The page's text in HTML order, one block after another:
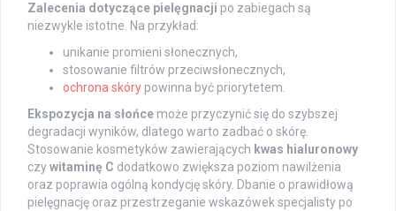
Zalecenia dotyczące pielęgnacji po zabiegach są
niezwykle istotne. Na przykład:
unikanie promieni słonecznych,
stosowanie filtrów przeciwsłonecznych,
ochrona skóry powinna być priorytetem.
Ekspozycja na słońce może przyczynić się do szybszej
degradacji wyników, dlatego warto zadbać o skórę.
Stosowanie kosmetyków zawierających kwas hialuronowy
czywitaminę C dodatkowo zwiększa poziom nawilżenia
oraz poprawia ogólną kondycję skóry. Dbanie o prawidłową
pielęgnację oraz przestrzeganie wskazówek specjalisty po